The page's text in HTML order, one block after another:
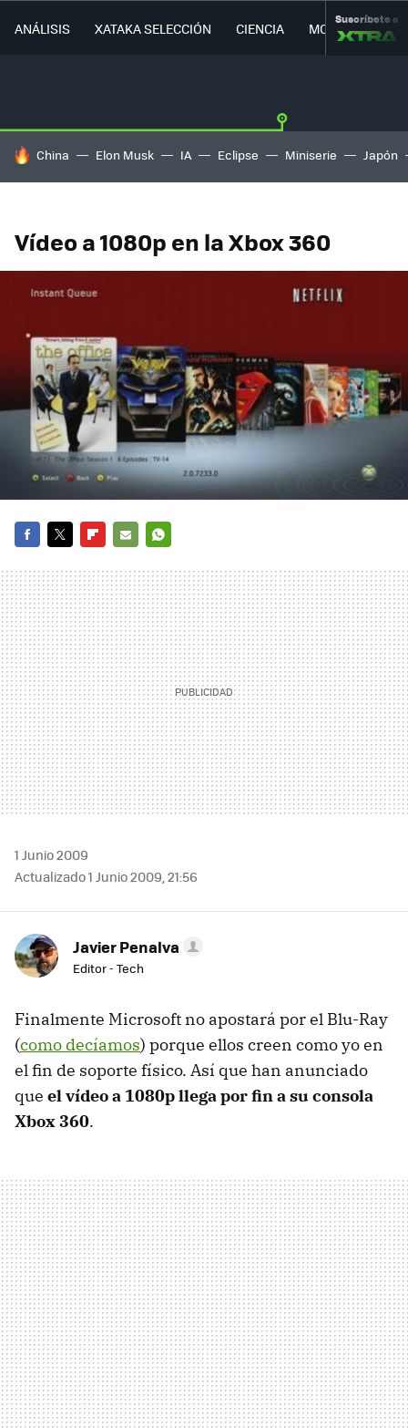
ANÁLISIS XATAKA SELECCIÓN CIENCIA MOVILIDAD
Suscríbete a
HOY SE HABLA DE
China Elon Musk IA Eclipse Miniserie Japón
Vídeo a 1080p en la Xbox 360
MAIL
1 Junio 2009
Actualizado 1 Junio 2009, 21:56
Javier Penalva
Editor - Tech
Finalmente Microsoft no apostará por el Blu-Ray
(como decíamos) porque ellos creen como yo en
el fin de soporte físico. Así que han anunciado
que el vídeo a 1080p llega por fin a su consola
Xbox 360.